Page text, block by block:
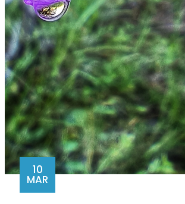
10
MAR